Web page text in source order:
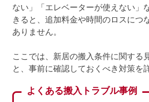
ない」「エレベーターが使えない」
きると、追加料金や時間のロスにつ
ありません。
ここでは、新居の搬入条件に関する
と、事前に確認しておくべき対策を
よくある搬入トラブル事例